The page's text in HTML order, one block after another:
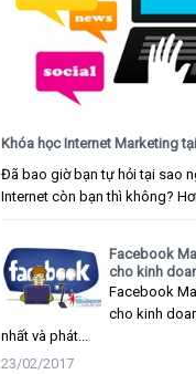
Khóa học Internet Marketing
Đã bao giờ bạn tự hỏi tại sao
Internet còn bạn thì không?
Facebook
cho kinh
Facebook
cho kinh
nhất và phát...
23/02/2017